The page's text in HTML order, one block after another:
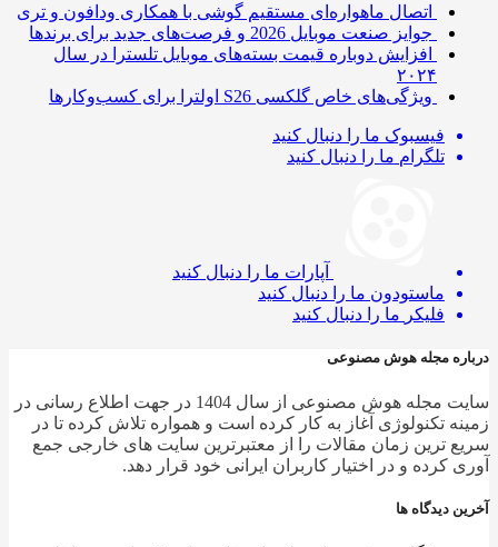
اتصال ماهواره‌ای مستقیم گوشی‌ با همکاری ودافون و تری
جوایز صنعت موبایل 2026 و فرصت‌های جدید برای برندها
افزایش دوباره قیمت بسته‌های موبایل تلسترا در سال
۲۰۲۴
ویژگی‌های خاص گلکسی S26 اولترا برای کسب‌وکارها
فیسبوک ما را دنبال کنید
تلگرام ما را دنبال کنید
آپارات ما را دنبال کنید
ماستودون ما را دنبال کنید
فلیکر ما را دنبال کنید
مجله هوش مصنوعی
سایت مجله هوش مصنوعی از سال 1404 در جهت اطلاع رسانی در
تکنولوژی آغاز به کار کرده است و همواره تلاش کرده تا در
ترین زمان مقالات را از معتبرترین سایت های خارجی جمع
کرده و در اختیار کاربران ایرانی خود قرار دهد.
دیدگاه ها